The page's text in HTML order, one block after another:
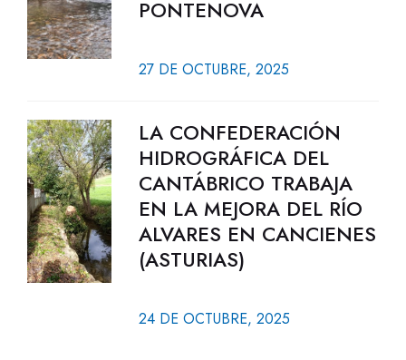
PONTENOVA
27 DE OCTUBRE, 2025
LA CONFEDERACIÓN
HIDROGRÁFICA DEL
CANTÁBRICO TRABAJA
EN LA MEJORA DEL RÍO
ALVARES EN CANCIENES
(ASTURIAS)
24 DE OCTUBRE, 2025